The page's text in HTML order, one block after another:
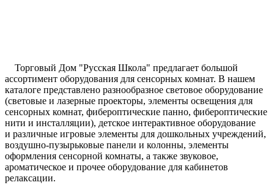
Торговый Дом "Русская Школа" предлагает большой
ассортимент оборудования для сенсорных комнат. В нашем
каталоге представлено разнообразное световое оборудование
(световые и лазерные проекторы, элементы освещения для
сенсорных комнат, фибероптические панно, фибероптические
нити и инсталляции), детское интерактивное оборудование
и различные игровые элементы для дошкольных учреждений,
воздушно-пузырьковые панели и колонны, элементы
оформления сенсорной комнаты, а также звуковое,
ароматическое и прочее оборудование для кабинетов
релаксации.